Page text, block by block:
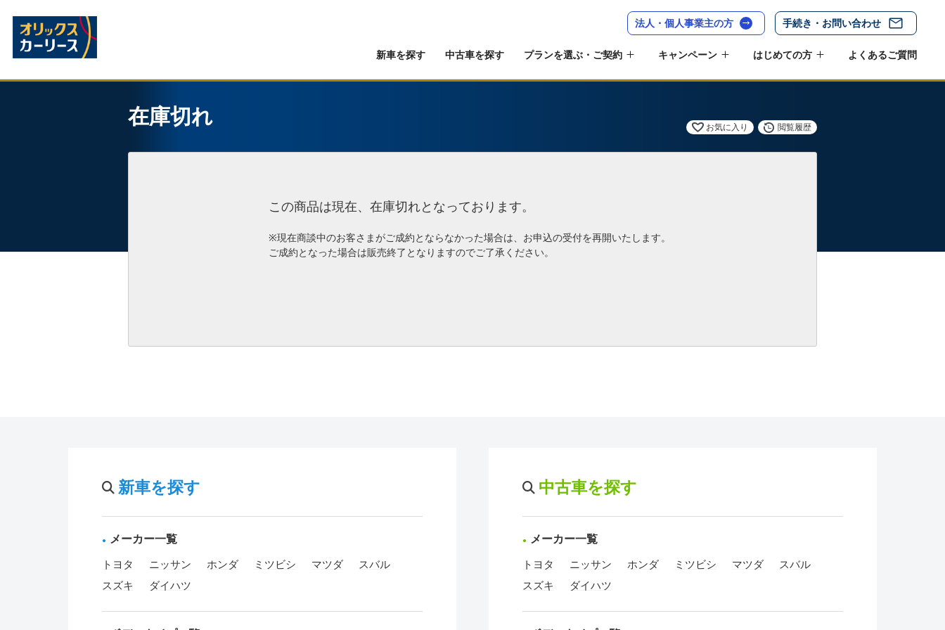
法人・個人事業主の方 手続き・お問い合わせ
新車を探す 中古車を探す プランを選ぶ・ご契約 キャンペーン はじめての方 よくあるご質問
在庫切れ お気に入り 閲覧履歴
この商品は現在、在庫切れとなっております。
※現在商談中のお客さまがご成約とならなかった場合は、お申込の受付を再開いたします。
ご成約となった場合は販売終了となりますのでご了承ください。
新車を探す
メーカー一覧
トヨタ ニッサン ホンダ ミツビシ マツダ
スバル
スズキ
ダイハツ
中古車を探す
メーカー一覧
トヨタ ニッサン ホンダ ミツビシ マツダ
スバル
スズキ
ダイハツ